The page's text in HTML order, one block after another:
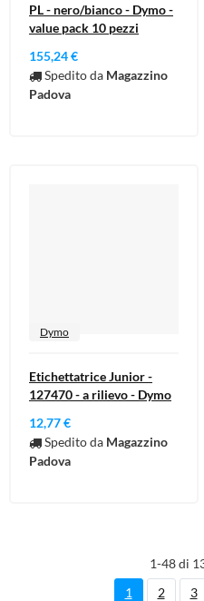
PL - nero/bianco - Dymo -
value pack 10 pezzi
155,24 €
Spedito da Magazzino
Padova
Dymo
Etichettatrice Junior -
127470 - a rilievo - Dymo
12,77 €
Spedito da Magazzino
Padova
1-48 di
1
2 3